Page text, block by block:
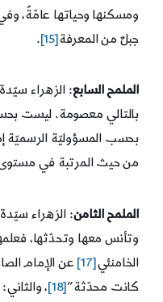
ومسكنها وحياتها عامّةً،
جبلٌ من المعرفة[15]
.
الملمح السابع: الزهراء
بالتالي معصومة. ليست
بحسب المسؤوليّة الرسميّة
من حيث المرتبة في مستوى
الملمح الثامن: الزهراء
وتأنس معها وتحدّثها،
الخامنئي[17]
عن الإمام
كانت محدّثة”[18]
،